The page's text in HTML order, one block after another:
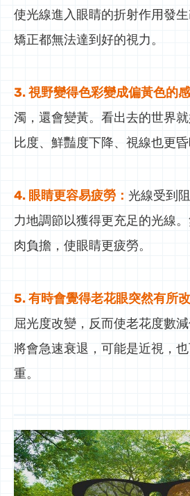
使光線進入眼睛的折射作用發
矯正都無法達到好的視力。
3. 視野變得色彩變成偏黃色的感
濁，還會變黃。看出去的世界
比度、鮮豔度下降、視線也更昏
4. 眼睛更容易疲勞： 光線受到
力地調節以獲得更充足的光線
肉負擔，使眼睛更疲勞。
5. 有時會覺得老花眼突然有所改
屈光度改變，反而使老花度數
將會急速衰退，可能是近視，
重。